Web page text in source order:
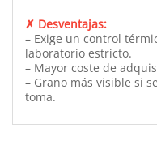
✗ Desventajas:
– Exige un control
laboratorio estricto.
– Mayor coste de
– Grano más visible si
toma.